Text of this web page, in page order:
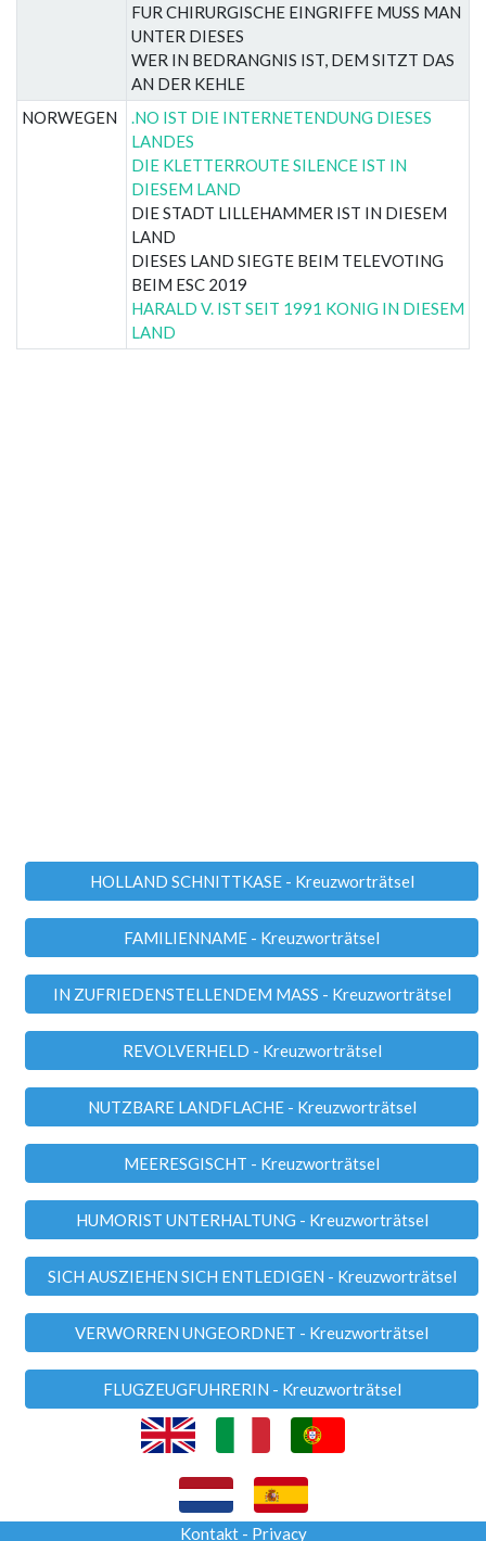
FUR CHIRURGISCHE EINGRIFFE MUSS MAN
UNTER DIESES
WER IN BEDRANGNIS IST, DEM SITZT DAS
AN DER KEHLE
NORWEGEN
.NO IST DIE INTERNETENDUNG DIESES
LANDES
DIE KLETTERROUTE SILENCE IST IN
DIESEM LAND
DIE STADT LILLEHAMMER IST IN DIESEM
LAND
DIESES LAND SIEGTE BEIM TELEVOTING
BEIM ESC 2019
HARALD V. IST SEIT 1991 KONIG IN DIESEM
LAND
HOLLAND SCHNITTKASE - Kreuzworträtsel
FAMILIENNAME - Kreuzworträtsel
IN ZUFRIEDENSTELLENDEM MASS - Kreuzworträtsel
REVOLVERHELD - Kreuzworträtsel
NUTZBARE LANDFLACHE - Kreuzworträtsel
MEERESGISCHT - Kreuzworträtsel
HUMORIST UNTERHALTUNG - Kreuzworträtsel
SICH AUSZIEHEN SICH ENTLEDIGEN - Kreuzworträtsel
VERWORREN UNGEORDNET - Kreuzworträtsel
FLUGZEUGFUHRERIN - Kreuzworträtsel
Kontakt- Privacy